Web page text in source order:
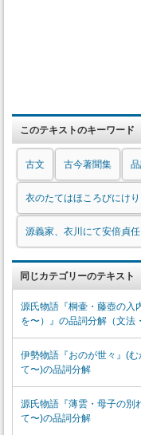
このテキストのキーワード
古文 古今著聞集
衣のたてはほころびにけり
源義家、衣川にて安倍貞
同じカテゴリーのテキスト
源氏物語『桐壷・藤壺の入
を〜）』の品詞分解（文法
伊勢物語『おのが世々』(
て〜)の品詞分解
源氏物語『薄雲・母子の別
て〜)の品詞分解